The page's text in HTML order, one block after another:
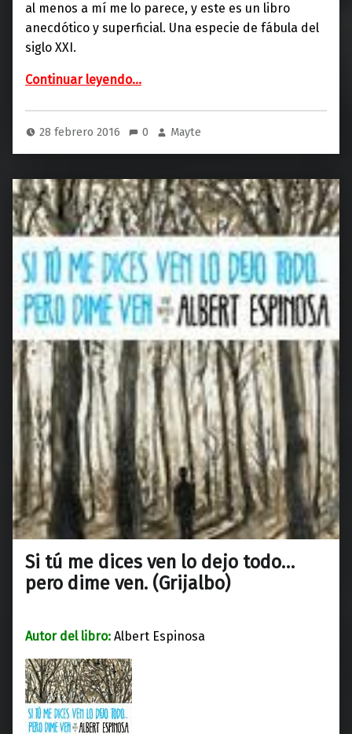
al menos a mí me lo parece, y este es un libro
anecdótico y superficial. Una especie de fábula del
siglo XXI.
Continuar leyendo…
28 febrero 2016 0 Mayte
Si tú me dices ven lo dejo todo…
pero dime ven. (Grijalbo)
Autor del libro: Albert Espinosa